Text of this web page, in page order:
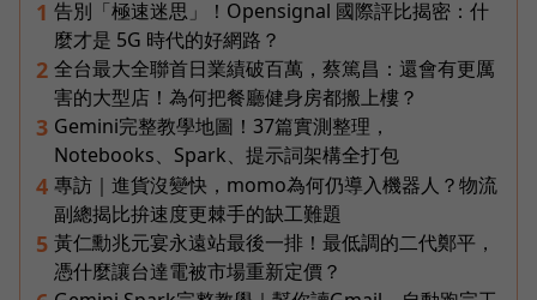
1 告別「極速迷思」！Opensignal 國際評比揭密：什
麼才是 5G 時代的好網路？
2 全台最大全聯首日業績破百萬，蔡篤昌：還會有更厲
害的大型店！為何把餐廳健身房都搬上樓？
3 Gemini完整教學地圖！37篇實測整理，
Notebooks、Spark、提示詞架構全打包
4 專訪｜進貨沒變快，momo為何仍導入機器人？物流
副總揭比拚速度更棘手的缺工難題
5 黃仁勳兆元宴永遠站最後一排！最低調的二代鄭平，
憑什麼讓台達電被市場重新定價？